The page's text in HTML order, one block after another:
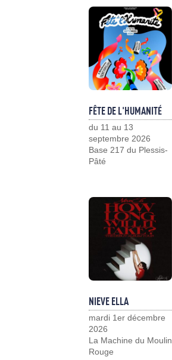
FÊTE DE L'HUMANITÉ
du 11 au 13
septembre 2026
Base 217 du Plessis-
Pâté
NIEVE ELLA
mardi 1er décembre
2026
La Machine du Moulin
Rouge